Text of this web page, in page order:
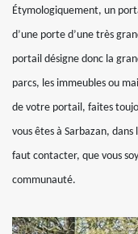
Étymologiquement, un
d’une porte d’une très
portail désigne donc la
parcs, les immeubles ou
de votre portail, faites
vous êtes à Sarbazan,
faut contacter, que vous
communauté.